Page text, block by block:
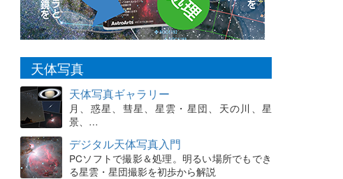
天体写真
天体写真ギャラリー
月、惑星、彗星、星雲・星団、天の川、星
景、…
デジタル天体写真入門
PCソフトで撮影＆処理。明るい場所でもでき
る星雲・星団撮影を初歩から解説